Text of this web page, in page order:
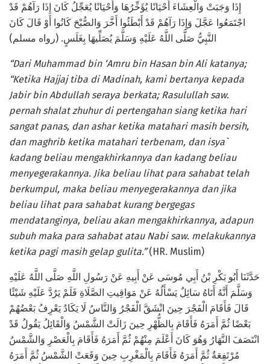
إِذَا وَجَبَتْ وَالْعِشَاءَ أَحْيَانًا يُؤَخِّرُهَا وَأَحْيَانًا يُعَجِّلُ كَانَ إِذَا رَآهُمْ قَدْ
اجْتَمَعُوا عَجَّلَ وَإِذَا رَآهُمْ قَدْ أَبْطَئُوا أَخَّرَ وَالصُّبْحَ كَانُوا أَوْ قَالَ كَانَ
النَّبِيُّ صَلَّى اللَّهُ عَلَيْهِ وَسَلَّمَ يُصَلِّيهَا بِغَلَسٍ. (رواه مسلم)
“Dari Muhammad bin ‘Amru bin Hasan bin Ali katanya;
“Ketika Hajjaj tiba di Madinah, kami bertanya kepada
Jabir bin Abdullah seraya berkata; Rasulullah saw.
pernah shalat zhuhur di pertengahan siang ketika hari
sangat panas, dan ashar ketika matahari masih bersih,
dan maghrib ketika matahari terbenam, dan isya`
kadang beliau mengakhirkannya dan kadang beliau
menyegerakannya. Jika beliau lihat para sahabat telah
berkumpul, maka beliau menyegerakannya dan jika
beliau lihat para sahabat kurang bergegas
mendatanginya, beliau akan mengakhirkannya, adapun
subuh maka para sahabat atau Nabi saw. melakukannya
ketika pagi masih gelap gulita.”(HR. Muslim)
حَدَّثَنَا أَبُو بَكْرِ بْنُ أَبِي مُوسَى عَنْ أَبِيهِ عَنْ رَسُولِ اللَّهِ صَلَّى اللَّهُ عَلَيْهِ
وَسَلَّمَ أَنَّهُ أَتَاهُ سَائِلٌ يَسْأَلُهُ عَنْ مَوَاقِيتِ الصَّلَاةِ فَلَمْ يَرُدَّ عَلَيْهِ شَيْئًا
قَالَ فَأَقَامَ الْفَجْرَ حِينَ انْشَقَّ الْفَجْرُ وَالنَّاسُ لَا يَكَادُ يَعْرِفُ بَعْضُهُمْ
بَعْضًا ثُمَّ أَمَرَهُ فَأَقَامَ بِالظُّهْرِ حِينَ زَالَتْ الشَّمْسُ وَالْقَائِلُ يَقُولُ قَدْ
انْتَصَفَ النَّهَارُ وَهُوَ كَانَ أَعْلَمَ مِنْهُمْ ثُمَّ أَمَرَهُ فَأَقَامَ بِالْعَصْرِ وَالشَّمْسُ
مُرْتَفِعَةٌ ثُمَّ أَمَرَهُ فَأَقَامَ بِالْمَغْرِبِ حِينَ وَقَعَتْ الشَّمْسُ ثُمَّ أَمَرَهُ